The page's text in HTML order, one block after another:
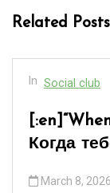
Related Posts
In Social club
Когда
March 8, 2026